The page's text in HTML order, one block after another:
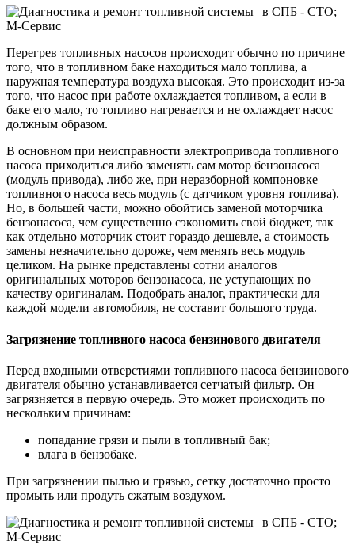
Перегрев топливных насосов происходит обычно по причине
того, что в топливном баке находиться мало топлива, а
наружная температура воздуха высокая. Это происходит из-за
того, что насос при работе охлаждается топливом, а если в
баке его мало, то топливо нагревается и не охлаждает насос
должным образом.
В основном при неисправности электропривода топливного
насоса приходиться либо заменять сам мотор бензонасоса
(модуль привода), либо же, при неразборной компоновке
топливного насоса весь модуль (с датчиком уровня топлива).
Но, в большей части, можно обойтись заменой моторчика
бензонасоса, чем существенно сэкономить свой бюджет, так
как отдельно моторчик стоит гораздо дешевле, а стоимость
замены незначительно дороже, чем менять весь модуль
целиком. На рынке представлены сотни аналогов
оригинальных моторов бензонасоса, не уступающих по
качеству оригиналам. Подобрать аналог, практически для
каждой модели автомобиля, не составит большого труда.
Загрязнение топливного насоса бензинового двигателя
Перед входными отверстиями топливного насоса бензинового
двигателя обычно устанавливается сетчатый фильтр. Он
загрязняется в первую очередь. Это может происходить по
нескольким причинам:
попадание грязи и пыли в топливный бак;
влага в бензобаке.
При загрязнении пылью и грязью, сетку достаточно просто
промыть или продуть сжатым воздухом.